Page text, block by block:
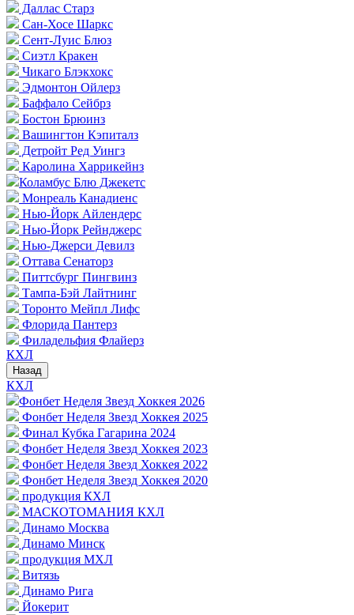
Даллас Старз
Сан-Хосе Шаркс
Сент-Луис Блюз
Сиэтл Кракен
Чикаго Блэкхокс
Эдмонтон Ойлерз
Баффало Сейбрз
Бостон Брюинз
Вашингтон Кэпиталз
Детройт Ред Уингз
Каролина Харрикейнз
Коламбус Блю Джекетс
Монреаль Канадиенс
Нью-Йорк Айлендерс
Нью-Йорк Рейнджерс
Нью-Джерси Девилз
Оттава Сенаторз
Питтсбург Пингвинз
Тампа-Бэй Лайтнинг
Торонто Мейпл Лифс
Флорида Пантерз
Филадельфия Флайерз
КХЛ
Назад
КХЛ
Фонбет Неделя Звезд Хоккея 2026
Фонбет Неделя Звезд Хоккея 2025
Финал Кубка Гагарина 2024
Фонбет Неделя Звезд Хоккея 2023
Фонбет Неделя Звезд Хоккея 2022
Фонбет Неделя Звезд Хоккея 2020
продукция КХЛ
МАСКОТОМАНИЯ КХЛ
Динамо Москва
Динамо Минск
продукция МХЛ
Витязь
Динамо Рига
Йокерит